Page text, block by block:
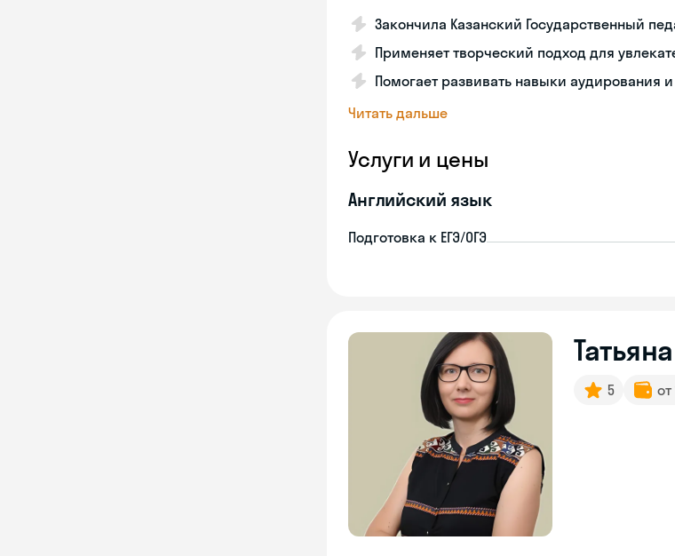
Закончила Казанский Государственный
Применяет творческий подход для
Помогает развивать навыки аудирования
Читать дальше
Услуги и цены
Английский язык
Подготовка к ЕГЭ/ОГЭ
Татьяна
5